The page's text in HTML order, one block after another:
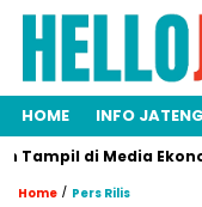
HOME INFO JATENG
di Media Ekonomi
Home / Pers Rilis